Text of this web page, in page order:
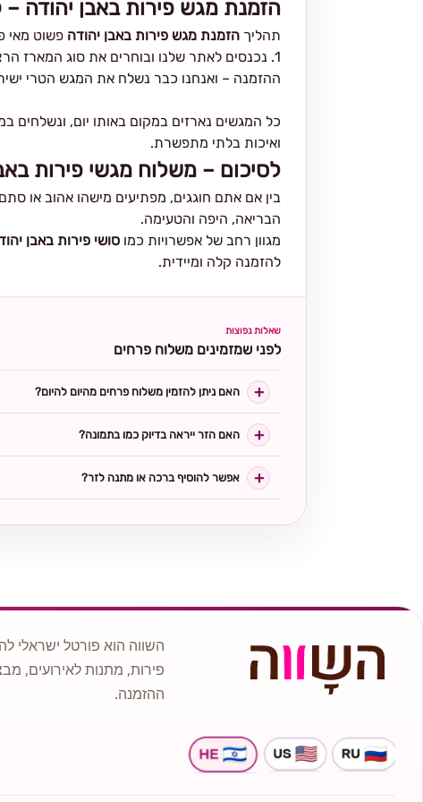
הזמנת מגש פירות באבן יהודה –
תהליך הזמנת מגש פירות באבן יהודה פשוט מאי
ההזמנה – ואנחנו כבר נשלח את המגש הטרי
כל המגשים נארזים במקום באותו יום, ונשלחים
ואיכות בלתי מתפשרת.
לסיכום – משלוח מגשי פירות
בין אם אתם חוגגים, מפתיעים מישהו אהוב או
הבריאה, היפה והטעימה.
מגוון רחב של אפשרויות כמו סושי פירות באבן
להזמנה קלה ומיידית.
שאלות נפוצות
לפני שמזמינים משלוח פרחים
האם ניתן להזמין משלוח פרחים מהיום להיום?
האם הזר ייראה בדיוק כמו בתמונה?
אפשר להוסיף ברכה או מתנה לזר?
השווה הוא פורטל ישראלי
פירות, מתנות לאירועים,
ההזמנה.